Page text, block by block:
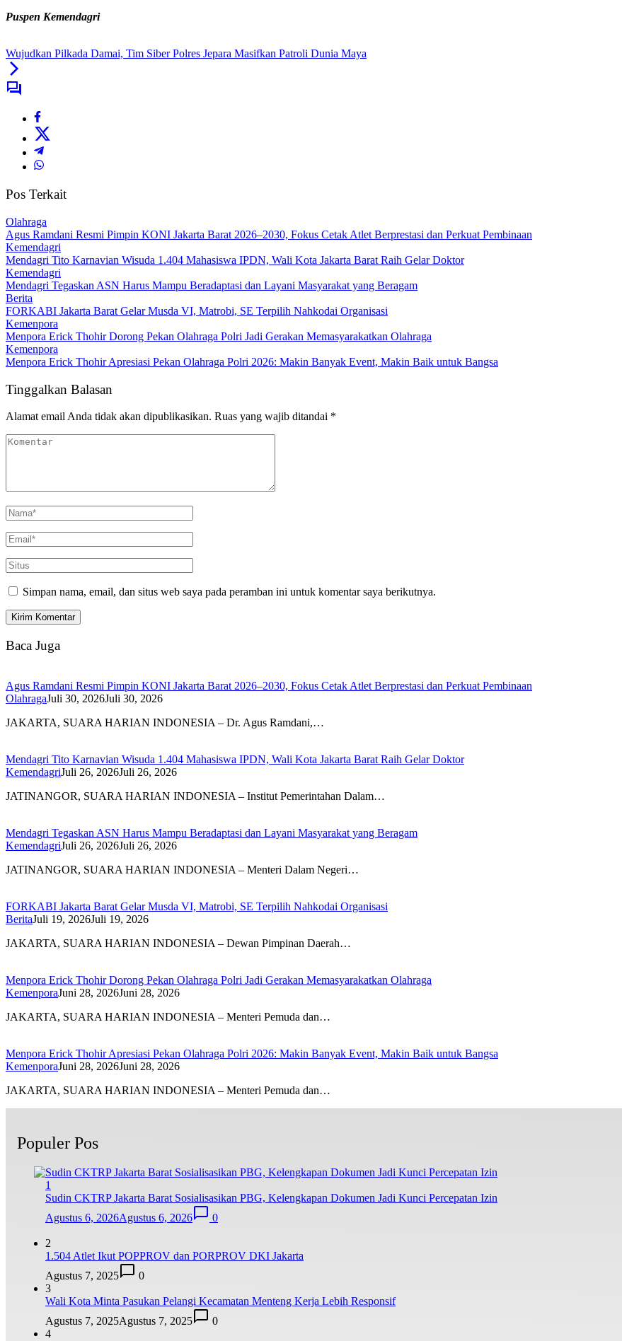
Puspen Kemendagri
Wujudkan Pilkada Damai, Tim Siber Polres Jepara Masifkan Patroli Dunia Maya
Pos Terkait
Olahraga
Agus Ramdani Resmi Pimpin KONI Jakarta Barat 2026–2030, Fokus Cetak Atlet Berprestasi dan Perkuat Pembinaan
Kemendagri
Mendagri Tito Karnavian Wisuda 1.404 Mahasiswa IPDN, Wali Kota Jakarta Barat Raih Gelar Doktor
Kemendagri
Mendagri Tegaskan ASN Harus Mampu Beradaptasi dan Layani Masyarakat yang Beragam
Berita
FORKABI Jakarta Barat Gelar Musda VI, Matrobi, SE Terpilih Nahkodai Organisasi
Kemenpora
Menpora Erick Thohir Dorong Pekan Olahraga Polri Jadi Gerakan Memasyarakatkan Olahraga
Kemenpora
Menpora Erick Thohir Apresiasi Pekan Olahraga Polri 2026: Makin Banyak Event, Makin Baik untuk Bangsa
Tinggalkan Balasan
Alamat email Anda tidak akan dipublikasikan. Ruas yang wajib ditandai *
Simpan nama, email, dan situs web saya pada peramban ini untuk komentar saya berikutnya.
Baca Juga
Agus Ramdani Resmi Pimpin KONI Jakarta Barat 2026–2030, Fokus Cetak Atlet Berprestasi dan Perkuat Pembinaan
OlahragaJuli 30, 2026Juli 30, 2026
JAKARTA, SUARA HARIAN INDONESIA – Dr. Agus Ramdani,…
Mendagri Tito Karnavian Wisuda 1.404 Mahasiswa IPDN, Wali Kota Jakarta Barat Raih Gelar Doktor
KemendagriJuli 26, 2026Juli 26, 2026
JATINANGOR, SUARA HARIAN INDONESIA – Institut Pemerintahan Dalam…
Mendagri Tegaskan ASN Harus Mampu Beradaptasi dan Layani Masyarakat yang Beragam
KemendagriJuli 26, 2026Juli 26, 2026
JATINANGOR, SUARA HARIAN INDONESIA – Menteri Dalam Negeri…
FORKABI Jakarta Barat Gelar Musda VI, Matrobi, SE Terpilih Nahkodai Organisasi
BeritaJuli 19, 2026Juli 19, 2026
JAKARTA, SUARA HARIAN INDONESIA – Dewan Pimpinan Daerah…
Menpora Erick Thohir Dorong Pekan Olahraga Polri Jadi Gerakan Memasyarakatkan Olahraga
KemenporaJuni 28, 2026Juni 28, 2026
JAKARTA, SUARA HARIAN INDONESIA – Menteri Pemuda dan…
Menpora Erick Thohir Apresiasi Pekan Olahraga Polri 2026: Makin Banyak Event, Makin Baik untuk Bangsa
KemenporaJuni 28, 2026Juni 28, 2026
JAKARTA, SUARA HARIAN INDONESIA – Menteri Pemuda dan…
Populer Pos
1
Sudin CKTRP Jakarta Barat Sosialisasikan PBG, Kelengkapan Dokumen Jadi Kunci Percepatan Izin
Agustus 6, 2026Agustus 6, 2026 0
2
1.504 Atlet Ikut POPPROV dan PORPROV DKI Jakarta
Agustus 7, 2025
0
3
Wali Kota Minta Pasukan Pelangi Kecamatan Menteng Kerja Lebih Responsif
Agustus 7, 2025Agustus 7, 2025
0
4